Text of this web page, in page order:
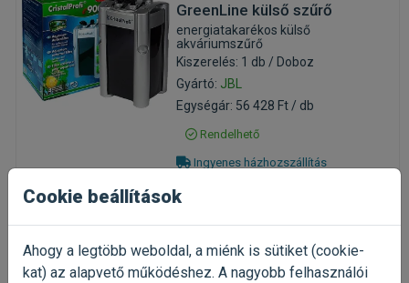
GreenLine külső szűrő
energiatakarékos külső
akváriumszűrő
Kiszerelés: 1 db / Doboz
Gyártó: JBL
Egységár: 56 428 Ft / db
Rendelhető
Ingyenes házhozszállítás
56 428 Ft
Kosárba
Cookie beállítások
Ahogy a legtöbb weboldal, a miénk is sütiket (cookie-
kat) az alapvető működéshez. A nagyobb felhasználói